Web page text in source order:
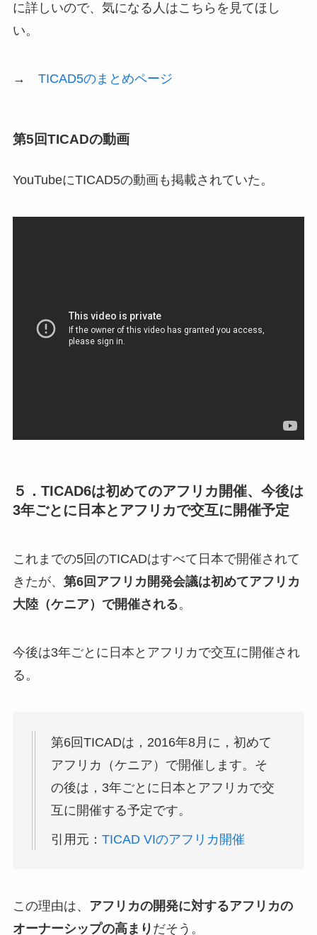
に詳しいので、気になる人はこちらを見てほし
い。
→ TICAD5のまとめページ
第5回TICADの動画
YouTubeにTICAD5の動画も掲載されていた。
５．TICAD6は初めてのアフリカ開催、今後は
3年ごとに日本とアフリカで交互に開催予定
これまでの5回のTICADはすべて日本で開催されて
きたが、 第6回アフリカ開発会議は初めてアフリカ
大陸（ケニア）で開催される。
今後は3年ごとに日本とアフリカで交互に開催され
る。
第6回TICADは，2016年8月に，初めて
アフリカ（ケニア）で開催します。そ
の後は，3年ごとに日本とアフリカで交
互に開催する予定です。
引用元： TICAD VIのアフリカ開催
この理由は、 アフリカの開発に対するアフリカの
オーナーシップの高まり だそう。